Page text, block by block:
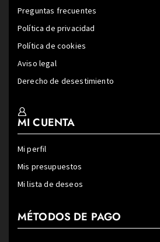
Preguntas frecuentes
Política de privacidad
Política de cookies
Aviso legal
Derecho de desestimiento
MI CUENTA
Mi perfil
Mis presupuestos
Mi lista de deseos
MÉTODOS DE PAGO